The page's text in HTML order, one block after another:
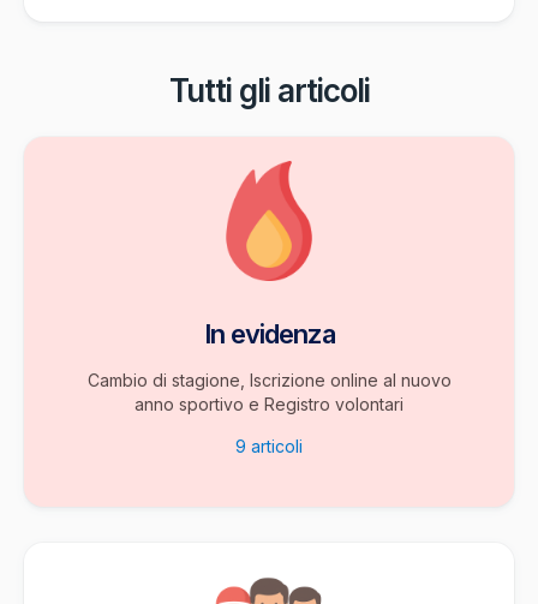
Tutti gli articoli
In evidenza
Cambio di stagione, Iscrizione online al nuovo
anno sportivo e Registro volontari
9 articoli